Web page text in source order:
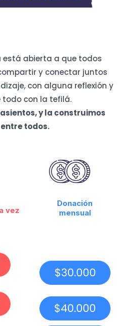
está abierta a que todos
y conectar juntos
con alguna reflexión y
todo con la tefilá.
y la construimos
entre todos.
vez
Donación
mensual